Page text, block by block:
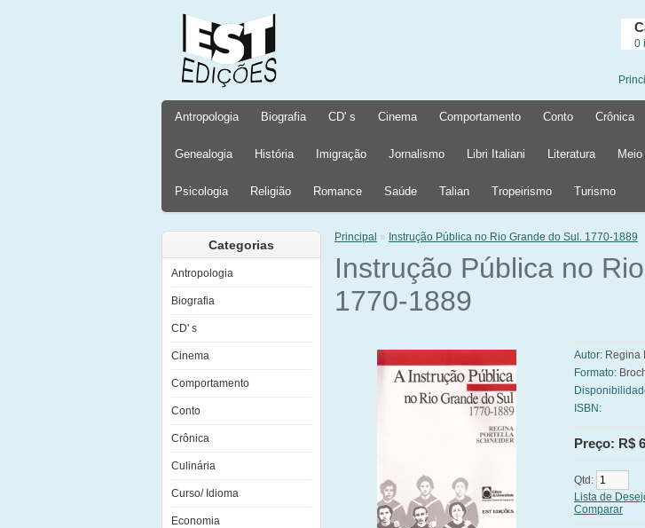
0
Antropologia Biografia CD' s Cinema Comportamento Conto Crônica
Genealogia História Imigração Jornalismo Libri Italiani Literatura
Psicologia Religião Romance Saúde Talian Tropeirismo Turismo
Categorias
Antropologia
Biografia
CD' s
Cinema
Comportamento
Conto
Crônica
Culinária
Curso/ Idioma
Economia
Principal » Instrução Pública no Rio Grande do Sul. 1770-1889
Instrução Pública no
1770-1889
Autor: Regina
Formato:
ISBN:
Preço: R$
Qtd:
Lista de
Comparar